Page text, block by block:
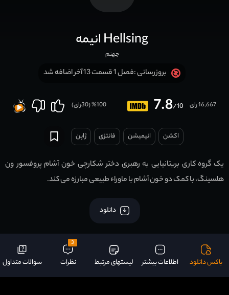
انیمه Hellsing
جهنم
بروزرسانی :فصل 1 قسمت 13 آخر اضافه شد
7.8/10 16,667 رای 100
% (
30رای)
اکشن انیمیشن فانتزی ژاپن
یک گروه کاری بریتانیایی به رهبری دختر شکارچی خون آشام پروفسور ون
هلسینگ، با کمک دو خون آشام با ماوراء طبیعی مبارزه می کند.
دانلود
باکس دانلود اطلاعات بیشتر لیستهای مرتبط
3
نظرات سوالات متداول